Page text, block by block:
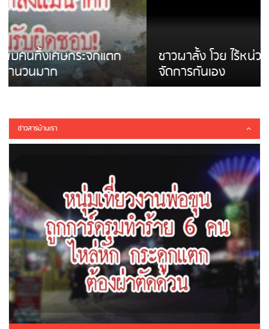
ชาวผาลั้ง โวย ไร้หน่วยงานดูแล ดินสไลด์ ต้อง
จัดการกันเอง
ข่าวสารบ้านเรา